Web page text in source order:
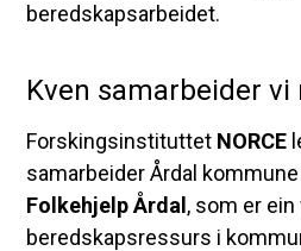
beredskapsarbeidet.
Kven samarbeider vi
Forskingsinstituttet NORCE
samarbeider Årdal
Folkehjelp Årdal, som er
beredskapsressurs i